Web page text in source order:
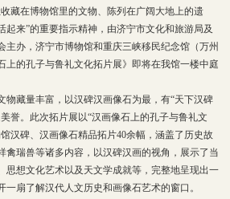
藏在博物馆里的文物、陈列在广阔大地上的遗
起来”的重要指示精神，由济宁市文化和旅游局及
主办，济宁市博物馆和重庆三峡移民纪念馆（万州
上的孔子与鲁礼文化拓片展》即将在我馆一楼中庭
物藏量丰富，以汉碑汉画像石为最，有“天下汉碑
誉。此次拓片展以“汉画像石上的孔子与鲁礼文
汉碑、汉画像石精品拓片40余幅，涵盖了历史故
禽瑞兽等诸多内容，以汉碑汉画的视角，展示了当
思想文化艺术以及天文学成就等，完整地呈现出一
扇了解汉代人文历史和画像石艺术的窗口。